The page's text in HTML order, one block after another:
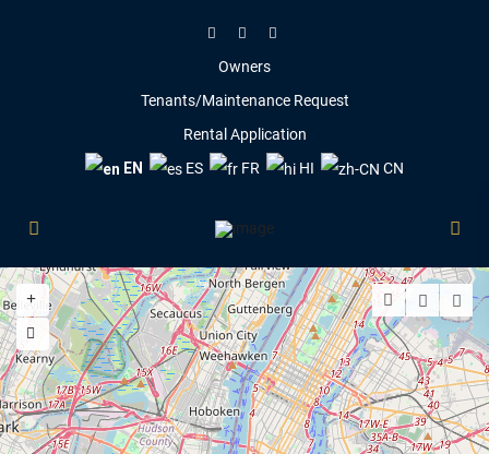
Owners
Tenants/Maintenance Request
Rental Application
EN
ES FR HI CN